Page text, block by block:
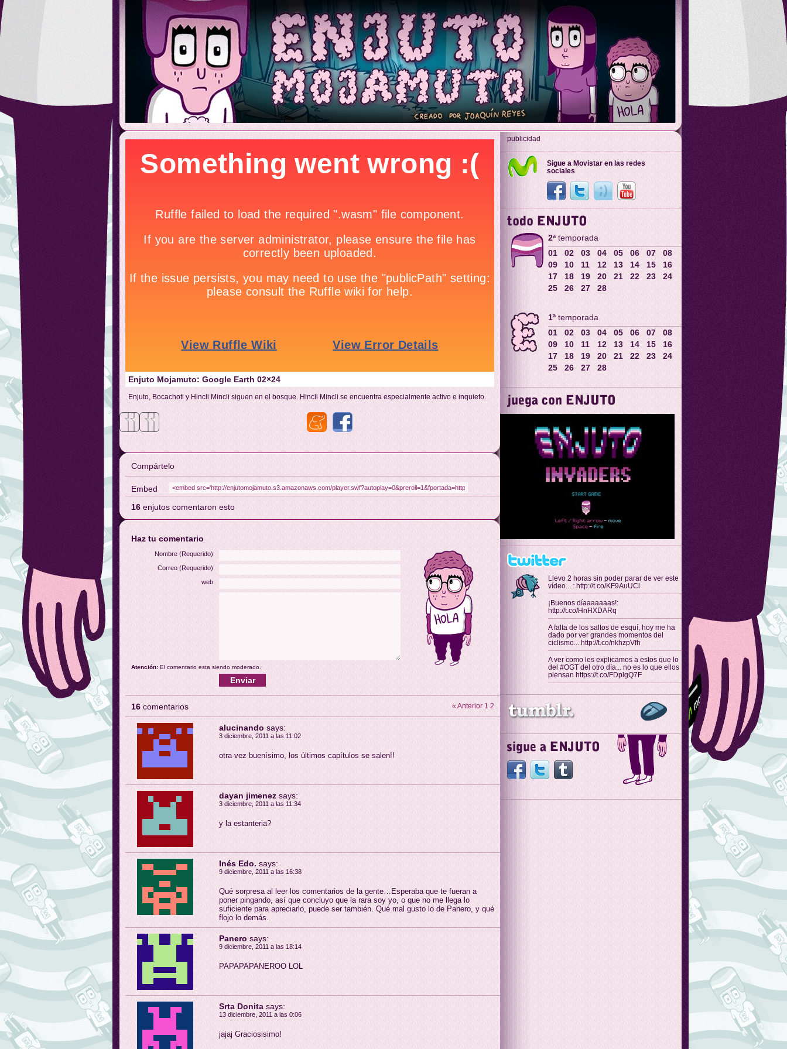
Enjuto Mojamuto: Google Earth 02×24
Enjuto, Bocachoti y Hincli Mincli siguen en el bosque. Hincli Mincli se encuentra especialmente activo e inquieto.
Meneame
Compártelo
Embed
16 enjutos comentaron esto
Haz tu comentario
Nombre (Requerido)
Correo (Requerido)
web
Atención: El comentario esta siendo moderado.
16 comentarios « Anterior 1 2
alucinando says:
3 diciembre, 2011 a las 11:02
otra vez buenísimo, los últimos capítulos se salen!!
dayan jimenez says:
3 diciembre, 2011 a las 11:34
y la estanteria?
Inés Edo. says:
9 diciembre, 2011 a las 16:38
Qué sorpresa al leer los comentarios de la gente…Esperaba que te fueran a
poner pingando, así que concluyo que la rara soy yo, o que no me llega lo
suficiente para apreciarlo, puede ser también. Qué mal gusto lo de Panero, y qué
flojo lo demás.
Panero says:
9 diciembre, 2011 a las 18:14
PAPAPAPANEROO LOL
Srta Donita says:
13 diciembre, 2011 a las 0:06
jajaj Graciosisimo!
publicidad
Sigue a Movistar en las redes
sociales
2ªtemporada
01
02 03 04 05 06 07
08
09
10 11 12 13 14 15
16
17
18 19 20 21 22 23
24
25
26 27 28
1ªtemporada
01
02 03 04 05 06 07
08
09
10 11 12 13 14 15
16
17
18 19 20 21 22 23
24
25
26 27 28
Llevo 2 horas sin poder parar de ver este
vídeo....: http://t.co/KF9AuUCl
¡Buenos díaaaaaaas!:
http://t.co/HnHXDARq
A falta de los saltos de esquí, hoy me ha
dado por ver grandes momentos del
ciclismo... http://t.co/nkhzpVfh
A ver como les explicamos a estos que lo
del #OGT del otro día... no es lo que ellos
piensan https://t.co/FDplgQ7F